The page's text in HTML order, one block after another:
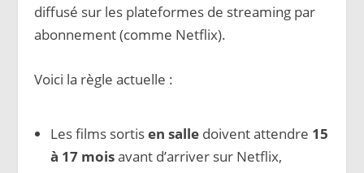
diffusé sur les plateformes de streaming par
abonnement (comme Netflix).
Voici la règle actuelle :
Les films sortisen salledoivent attendre 15
à 17 moisavant d’arriver sur Netflix,